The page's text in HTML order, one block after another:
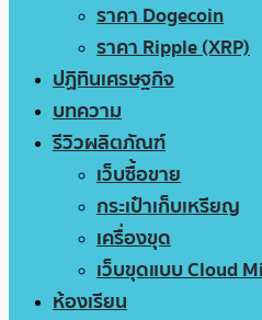
ราคา Dogecoin
ราคา Ripple (XRP)
ปฏิทินเศรษฐกิจ
บทความ
รีวิวผลิตภัณฑ์
เว็บซื้อขาย
กระเป๋าเก็บเหรียญ
เครื่องขุด
เว็บขุดแบบ Cloud
ห้องเรียน